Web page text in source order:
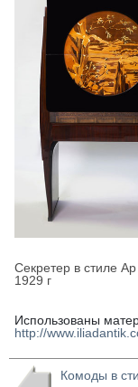
Секретер в стиле
1929 г
Использованы
http://
Комоды в